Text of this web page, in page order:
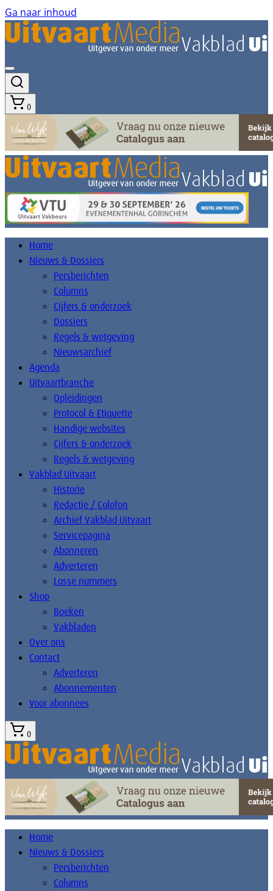
Ga naar inhoud
0
Home
Nieuws & Dossiers
Persberichten
Columns
Cijfers & onderzoek
Dossiers
Regels & wetgeving
Nieuwsarchief
Agenda
Uitvaartbranche
Opleidingen
Protocol & Etiquette
Handige websites
Cijfers & onderzoek
Regels & wetgeving
Vakblad Uitvaart
Historie
Redactie / Colofon
Archief Vakblad Uitvaart
Servicepagina
Abonneren
Adverteren
Losse nummers
Shop
Boeken
Vakbladen
Over ons
Contact
Adverteren
Abonnementen
Voor abonnees
0
Home
Nieuws & Dossiers
Persberichten
Columns